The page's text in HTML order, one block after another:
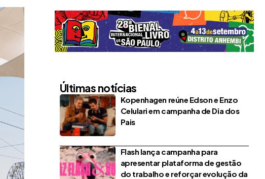
Últimas notícias
Kopenhagen reúne Edson e Enzo
Celulari em campanha de Dia dos
Pais
Flash lança campanha para
apresentar plataforma de gestão
do trabalho e reforçar evolução da